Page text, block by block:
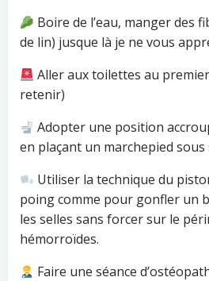
Boire de l’eau, manger des
de lin) jusque là je ne vous
Aller aux toilettes au
retenir)
Adopter une position
en plaçant un marchepied sous
Utiliser la technique du
poing comme pour gonfler un
les selles sans forcer sur le
hémorroïdes.
Faire une séance